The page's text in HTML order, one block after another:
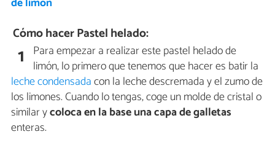
Cómo hacer Pastel helado:
1 Para empezar a realizar este pastel helado de
limón, lo primero que tenemos que hacer es batir la
leche condensadacon la leche descremada y el zumo de
los limones. Cuando lo tengas, coge un molde de cristal o
similar ycoloca en la base una capa de galletas
enteras.